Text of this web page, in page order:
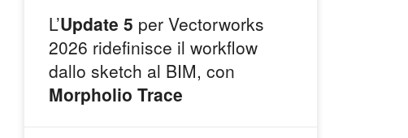
L’Update 5 per Vectorworks
2026 ridefinisce il workflow
dallo sketch al BIM, con
Morpholio Trace